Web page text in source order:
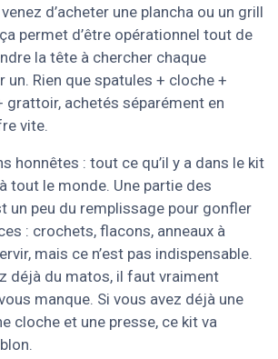
d’acheter une plancha ou un grill
permet d’être opérationnel tout de
la tête à chercher chaque
un. Rien que spatules + cloche +
grattoir, achetés séparément en
vite.
honnêtes : tout ce qu’il y a dans le kit
tout le monde. Une partie des
un peu du remplissage pour gonfler
: crochets, flacons, anneaux à
mais ce n’est pas indispensable.
déjà du matos, il faut vraiment
manque. Si vous avez déjà une
cloche et une presse, ce kit va